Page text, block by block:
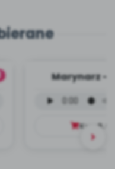
Marynarz -
Kup 9.99